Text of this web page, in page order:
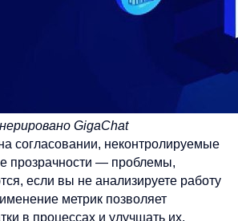
GigaChat
согласовании, неконтролируемые
прозрачности — проблемы,
если вы не анализируете работу
метрик позволяет
в процессах и улучшать их,